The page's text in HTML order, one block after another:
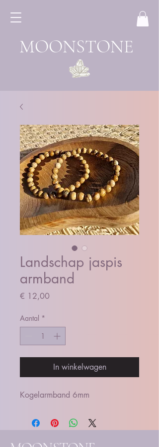
MOONSTONE
Landschap jaspis
armband
€ 12,00
Aantal *
In winkelwagen
Kogelarmband 6mm